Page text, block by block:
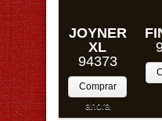
JOYNER
XL
94373
Comprar
ahora